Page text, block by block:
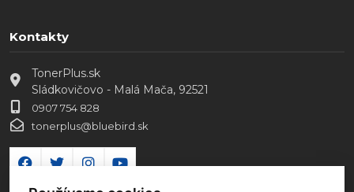
Kontakty
TonerPlus.sk
Sládkovičovo - Malá Mača, 92521
0907 754 828
tonerplus@bluebird.sk